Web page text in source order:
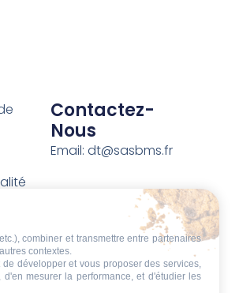
de
Contactez-
Nous
Email: dt@sasbms.fr
combiner et transmettre entre partenaires
contextes.
développer et vous proposer des services,
mesurer la performance, et d'étudier les